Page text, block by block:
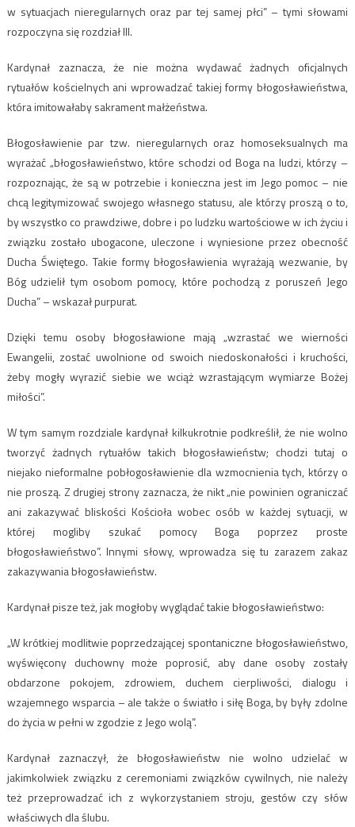
w sytuacjach nieregularnych oraz par tej samej płci” – tymi słowami
rozpoczyna się rozdział III.
Kardynał zaznacza, że nie można wydawać żadnych oficjalnych
rytuałów kościelnych ani wprowadzać takiej formy błogosławieństwa,
która imitowałaby sakrament małżeństwa.
Błogosławienie par tzw. nieregularnych oraz homoseksualnych ma
wyrażać „błogosławieństwo, które schodzi od Boga na ludzi, którzy –
rozpoznając, że są w potrzebie i konieczna jest im Jego pomoc – nie
chcą legitymizować swojego własnego statusu, ale którzy proszą o to,
by wszystko co prawdziwe, dobre i po ludzku wartościowe w ich życiu i
związku zostało ubogacone, uleczone i wyniesione przez obecność
Ducha Świętego. Takie formy błogosławienia wyrażają wezwanie, by
Bóg udzielił tym osobom pomocy, które pochodzą z poruszeń Jego
Ducha” – wskazał purpurat.
Dzięki temu osoby błogosławione mają „wzrastać we wierności
Ewangelii, zostać uwolnione od swoich niedoskonałości i kruchości,
żeby mogły wyrazić siebie we wciąż wzrastającym wymiarze Bożej
miłości”.
W tym samym rozdziale kardynał kilkukrotnie podkreślił, że nie wolno
tworzyć żadnych rytuałów takich błogosławieństw; chodzi tutaj o
niejako nieformalne pobłogosławienie dla wzmocnienia tych, którzy o
nie proszą. Z drugiej strony zaznacza, że nikt „nie powinien ograniczać
ani zakazywać bliskości Kościoła wobec osób w każdej sytuacji, w
której mogliby szukać pomocy Boga poprzez proste
błogosławieństwo”. Innymi słowy, wprowadza się tu zarazem zakaz
zakazywania błogosławieństw.
Kardynał pisze też, jak mogłoby wyglądać takie błogosławieństwo:
„W krótkiej modlitwie poprzedzającej spontaniczne błogosławieństwo,
wyświęcony duchowny może poprosić, aby dane osoby zostały
obdarzone pokojem, zdrowiem, duchem cierpliwości, dialogu i
wzajemnego wsparcia – ale także o światło i siłę Boga, by były zdolne
do życia w pełni w zgodzie z Jego wolą”.
Kardynał zaznaczył, że błogosławieństw nie wolno udzielać w
jakimkolwiek związku z ceremoniami związków cywilnych, nie należy
też przeprowadzać ich z wykorzystaniem stroju, gestów czy słów
właściwych dla ślubu.